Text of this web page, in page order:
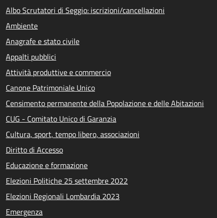
Albo Scrutatori di Seggio: iscrizioni/cancellazioni
Ambiente
Anagrafe e stato civile
Appalti pubblici
Attività produttive e commercio
Canone Patrimoniale Unico
Censimento permanente della Popolazione e delle Abitazioni
CUG - Comitato Unico di Garanzia
Cultura, sport, tempo libero, associazioni
Diritto di Accesso
Educazione e formazione
Elezioni Politiche 25 settembre 2022
Elezioni Regionali Lombardia 2023
Emergenza